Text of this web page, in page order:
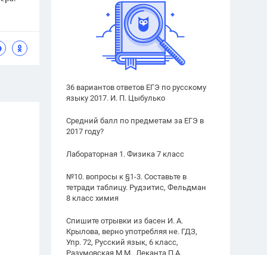
36 вариантов ответов ЕГЭ по русскому
языку 2017. И. П. Цыбулько
Средний балл по предметам за ЕГЭ в
2017 году?
Лабораторная 1. Физика 7 класс
№10. вопросы к §1-3. Составьте в
тетради таблицу. Рудзитис, Фельдман
8 класс химия
Спишите отрывки из басен И. А.
Крылова, верно употребляя не. ГДЗ,
Упр. 72, Русский язык, 6 класс,
Разумовская М.М., Леканта П.А.